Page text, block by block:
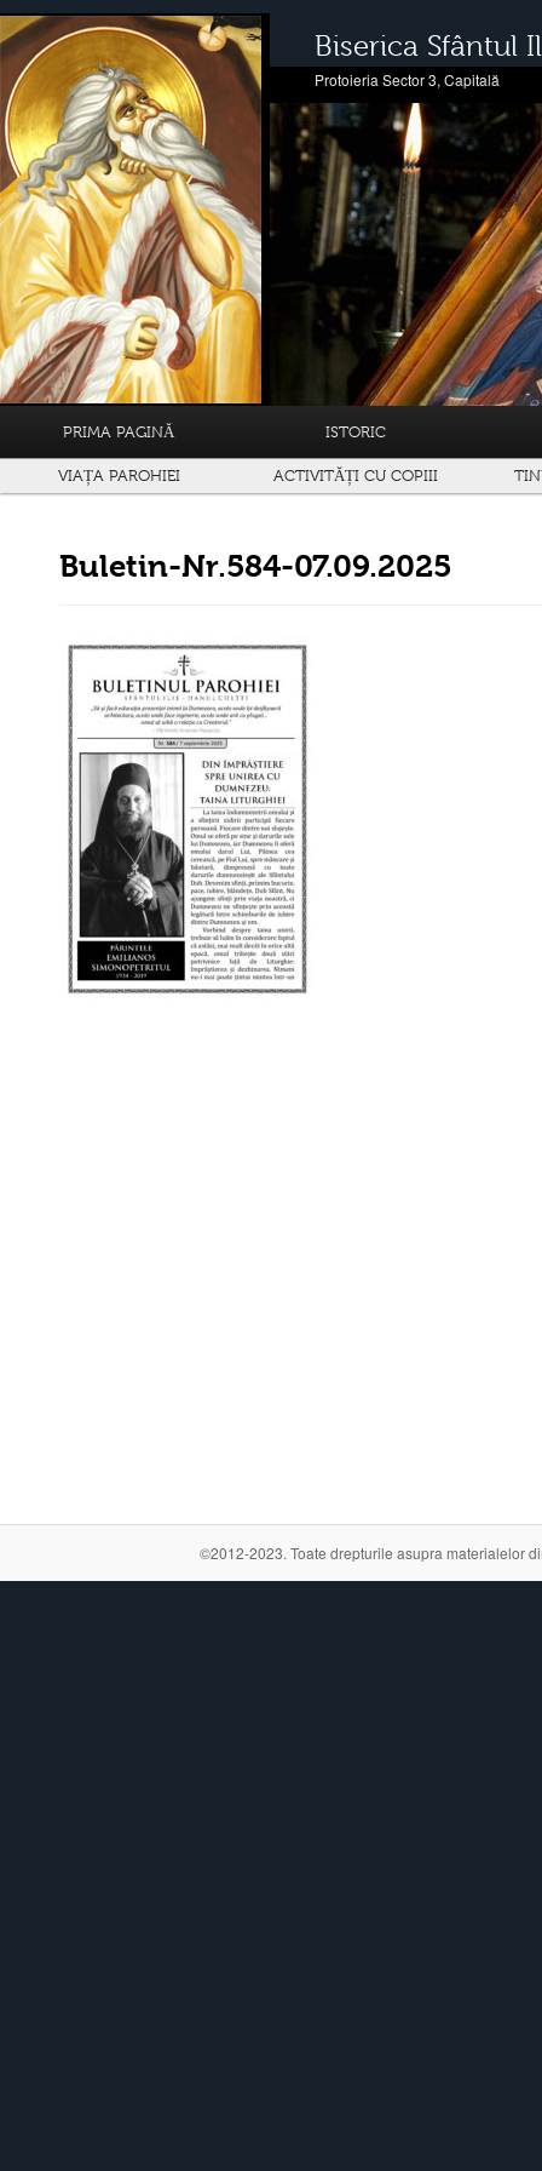
Biserica Sfântul
Protoieria Sector 3, Capitală
PRIMA PAGINĂ ISTORIC
VIAȚA PAROHIEI ACTIVITĂȚI CU COPIII
Buletin-Nr.584-07.09.2025
©2012-2023. Toate drepturile asupra materialelor